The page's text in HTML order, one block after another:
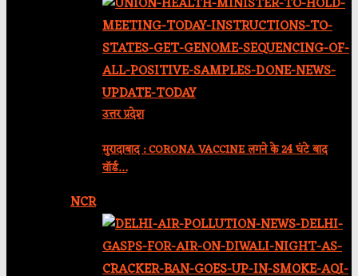
उत्तर प्रदेश
मुरादाबाद : CORONA VACCINE लगने के 24 घंटे बाद
वॉर्ड…
NCR